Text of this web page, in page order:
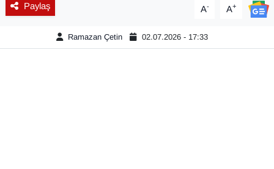
Paylaş A- A+
Ramazan Çetin 02.07.2026 - 17:33
Emlak
En çok konuşulanlar